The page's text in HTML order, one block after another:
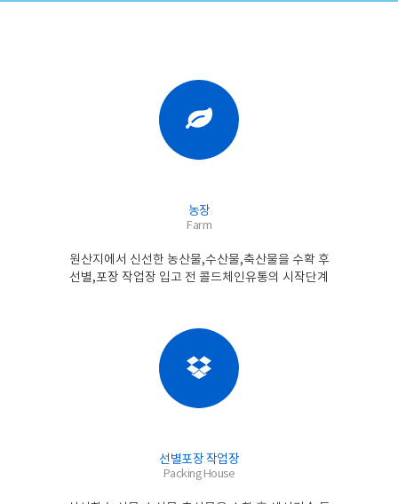
농장
Farm
원산지에서 신선한 농산물,수산물,축산물을 수확 후
선별,포장 작업장 입고 전 콜드체인유통의 시작단계
선별포장 작업장
Packing House